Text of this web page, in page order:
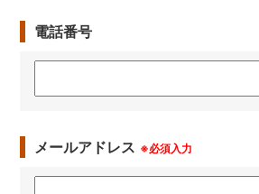
電話番号
メールアドレス ※必須入力